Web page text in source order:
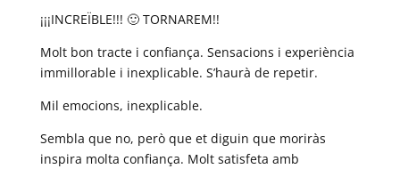
¡¡¡INCREÏBLE!!! 🙂 TORNAREM!!
Molt bon tracte i confiança. Sensacions i experiència
immillorable i inexplicable. S’haurà de repetir.
Mil emocions, inexplicable.
Sembla que no, però que et diguin que moriràs
inspira molta confiança. Molt satisfeta amb